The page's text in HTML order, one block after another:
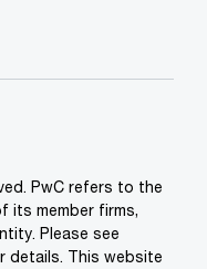
PwC refers to the
its member firms,
Please see
details. This website